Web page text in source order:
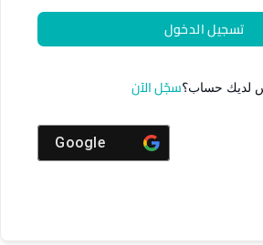
تسجيل الدخول
لديك حساب؟سجّل الآن
Google